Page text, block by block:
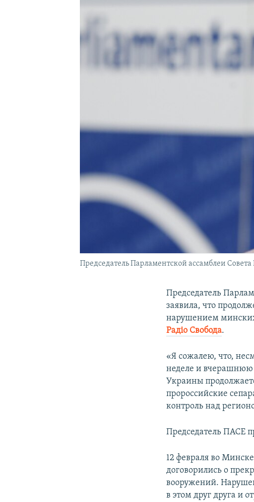
Председатель Парламентской ассамблеи
Председатель
заявила, что
нарушением
Радіо Свобода.
«Я сожалею, что,
неделе и вчерашнюю
Украины
пророссийские
контроль над
Председатель ПАСЕ
12 февраля во
договорились о
вооружений.
в этом друг друга и